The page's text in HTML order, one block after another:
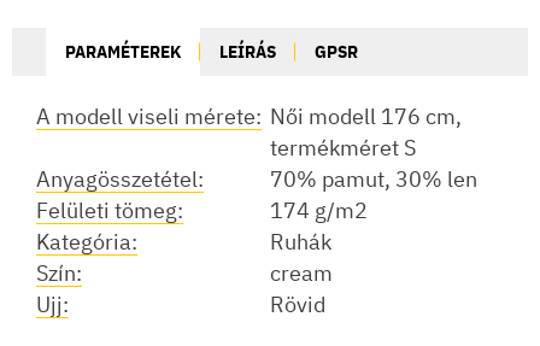
PARAMÉTEREK LEÍRÁS GPSR
A modell viseli mérete: Női modell 176 cm,
termékméret S
Anyagösszetétel:
70% pamut, 30% len
Felületi tömeg:
174 g/m2
Kategória:
Ruhák
Szín:
cream
Ujj:
Rövid